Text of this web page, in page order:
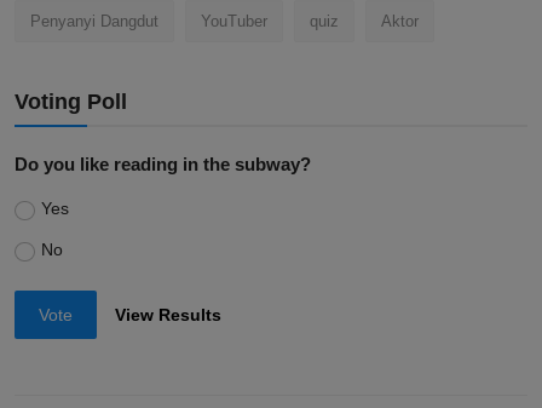
Penyanyi Dangdut YouTuber quiz Aktor
Voting Poll
Do you like reading in the subway?
Yes
No
Vote View Results